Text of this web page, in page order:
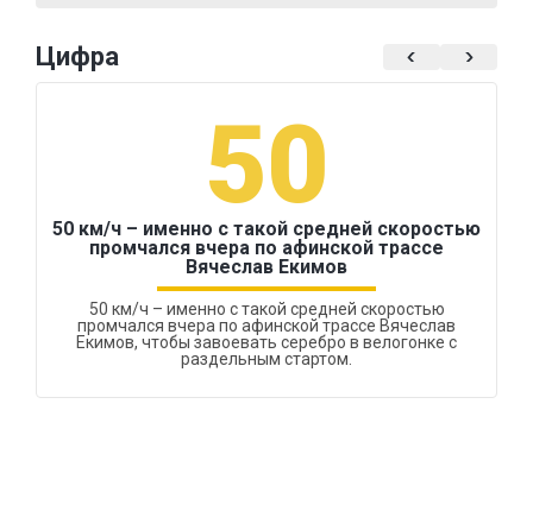
Цифра
50
50 км/ч – именно с такой средней скоростью
промчался вчера по афинской трассе
Вячеслав Екимов
50 км/ч – именно с такой средней скоростью
промчался вчера по афинской трассе Вячеслав
Екимов, чтобы завоевать серебро в велогонке с
раздельным стартом.